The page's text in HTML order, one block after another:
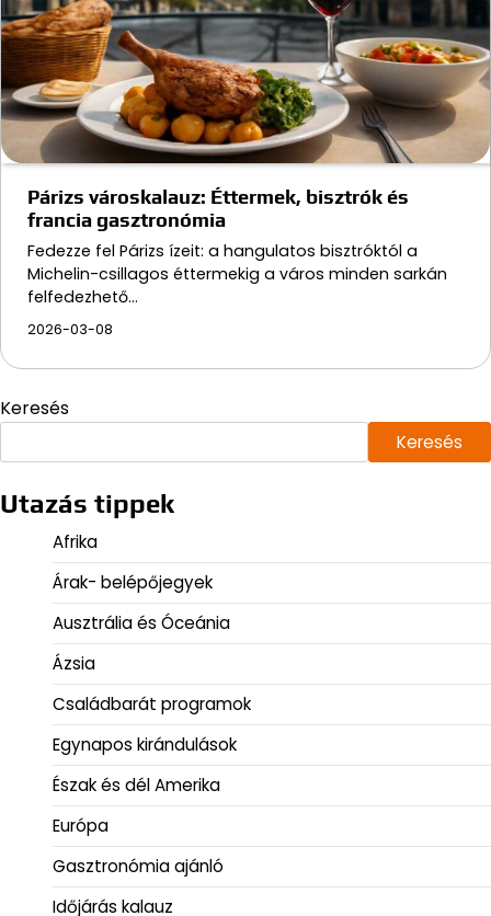
Párizs városkalauz: Éttermek, bisztrók és
francia gasztronómia
Fedezze fel Párizs ízeit: a hangulatos bisztróktól a
Michelin-csillagos éttermekig a város minden sarkán
felfedezhető…
2026-03-08
Keresés
Keresés
Utazás tippek
Afrika
Árak- belépőjegyek
Ausztrália és Óceánia
Ázsia
Családbarát programok
Egynapos kirándulások
Észak és dél Amerika
Európa
Gasztronómia ajánló
Időjárás kalauz